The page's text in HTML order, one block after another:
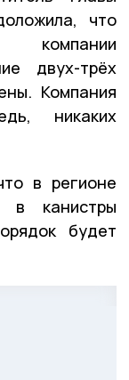
что
компании
двух-трёх
Компания
никаких
в регионе
в канистры
будет